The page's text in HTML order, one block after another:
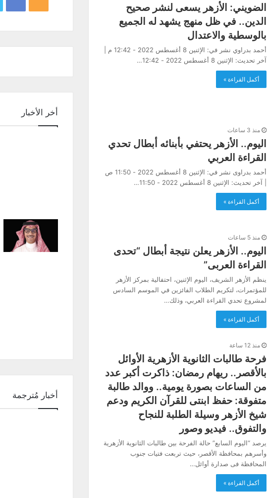
الضويني: الأزهر يسعى لنشر صحيح
الدين.. في ظل منهج يشهد له الجميع
بالوسطية والاعتدال
أحمد بدراوي نشر في: الإثنين 8 أغسطس 2022 - 12:42 م |
آخر تحديث: الإثنين 8 أغسطس 2022 - 12:42…
أكمل القراءة »
منذ 3 ساعات
اليوم.. الأزهر يحتفي بأبنائه أبطال تحدي
القراءة العربي
أحمد بدراوى نشر في: الإثنين 8 أغسطس 2022 - 11:50 ص
| آخر تحديث: الإثنين 8 أغسطس 2022 - 11:50…
أكمل القراءة »
منذ 5 ساعات
اليوم.. الأزهر يعلن نتيجة أبطال “تحدى
القراءة العربى”
ينظم الأزهر الشريف، اليوم الإثنين، احتفالية بمركز الأزهر
للمؤتمرات، لتكريم الطلاب الفائزين في الموسم السادس
لمشروع تحدي القراءة العربي، وذلك…
أكمل القراءة »
منذ 12 ساعة
فرحة طالبات الثانوية الأزهرية الأوائل
بالأقصر.. ريهام رمضان: ذاكرت أكبر عدد
من الساعات بصورة يومية.. ووالد طالبة
متفوقة: حفظ ابنتى للقرآن الكريم ودعم
شيخ الأزهر وسيلة الطلبة للنجاح
والتفوق.. فيديو وصور
يرصد “اليوم السابع” حالة الفرحة بين طالبات الثانوية الأزهرية
وأسرهم بمحافظة الأقصر، حيث تربعت فتيات جنوب
المحافظة فى صدارة أوائل…
أكمل القراءة »
أخر الأخبار
أخبار مُترجمة